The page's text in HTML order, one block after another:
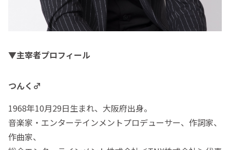
▼主宰者プロフィール
つんく♂
1968年10月29日生まれ、大阪府出身。
音楽家・エンターテインメントプロデューサー、作詞家、
作曲家、